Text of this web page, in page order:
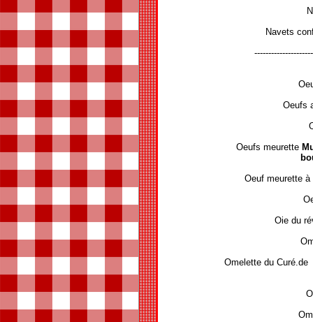
Navets
Oeufs
Oeufs meurette
Oeuf meurette à
Oie du
Omelette du Curé.de